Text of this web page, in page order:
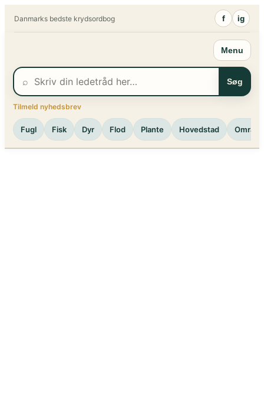
Danmarks bedste krydsordbog f ig
Menu
⌕ Søg
Tilmeld nyhedsbrev
Fugl Fisk Dyr Flod Plante Hovedstad Område